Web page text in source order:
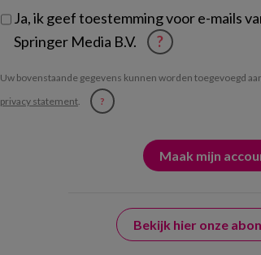
Ja, ik geef toestemming voor e-mails
Springer Media B.V.
?
Uw bovenstaande gegevens kunnen worden toegevoegd
privacy statement. ?
Bekijk hier onze